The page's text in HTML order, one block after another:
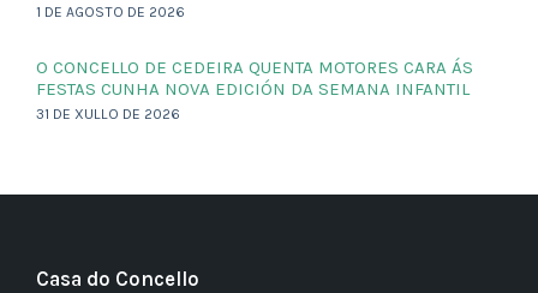
1 DE AGOSTO DE 2026
O CONCELLO DE CEDEIRA QUENTA MOTORES CARA ÁS
FESTAS CUNHA NOVA EDICIÓN DA SEMANA INFANTIL
31 DE XULLO DE 2026
Casa do Concello